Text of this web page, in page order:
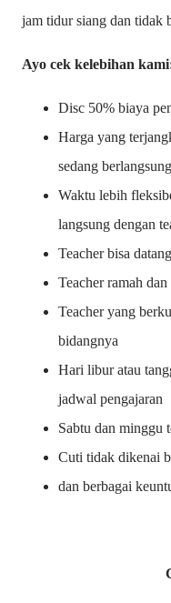
jam tidur siang dan tidak
Ayo cek kelebihan
Disc 50% biaya
Harga yang
sedang berlangsung
Waktu lebih
langsung dengan
Teacher bisa
Teacher ramah
Teacher yang
bidangnya
Hari libur atau
jadwal pengajaran
Sabtu dan minggu
Cuti tidak dikenai
dan berbagai